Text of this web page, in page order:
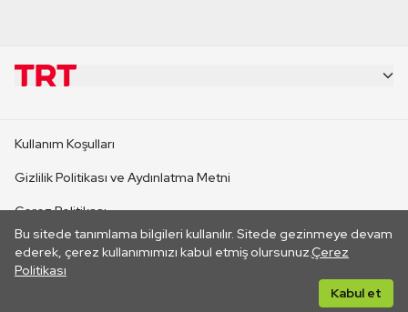
Bu sitede tanımlama bilgileri kullanılır. Sitede gezinmeye devam
ederek, çerez kullanımımızı kabul etmiş olursunuz.Çerez
Politikası
Kabul et
CANLI YAYINLAR
Kullanım Koşulları
Gizlilik Politikası ve Aydınlatma Metni
Çerez Politikası
İletişim
Her hakkı saklıdır. ©2026 TRT. Bağlantı yoluyla gidilen dış